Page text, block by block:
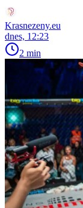
Krasnezeny.eu
dnes, 12:23
2 min